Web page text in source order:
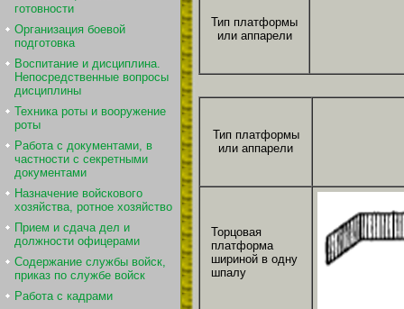
готовности
Организация боевой
подготовка
Воспитание и дисциплина.
Непосредственные вопросы
дисциплины
Техника роты и вооружение
роты
Работа с документами, в
частности с секретными
документами
Назначение войскового
хозяйства, ротное хозяйство
Прием и сдача дел и
должности офицерами
Содержание службы войск,
приказ по службе войск
Работа с кадрами
Тип платформы
или аппарели
Тип платформы
или аппарели
Торцовая
платформа
шириной в одну
шпалу